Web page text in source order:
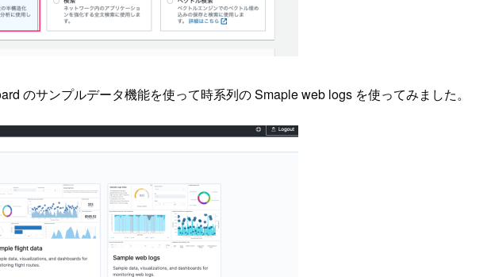
のサンプルデータ機能を使って時系列の Smaple web logs を使ってみました。